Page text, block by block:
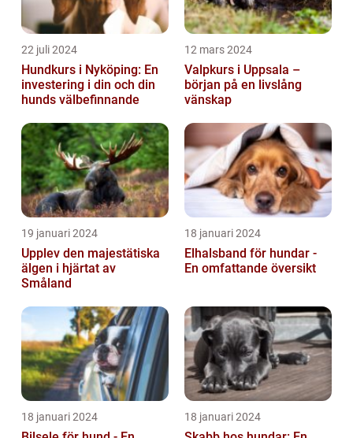
22 juli 2024
Hundkurs i Nyköping: En
investering i din och din
hunds välbefinnande
12 mars 2024
Valpkurs i Uppsala –
början på en livslång
vänskap
19 januari 2024
Upplev den majestätiska
älgen i hjärtat av
Småland
18 januari 2024
Elhalsband för hundar -
En omfattande översikt
18 januari 2024 18 januari 2024